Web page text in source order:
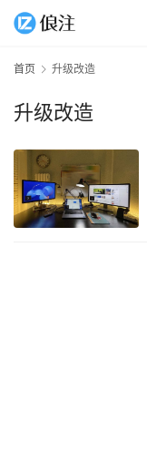
首页 升级改造
升级改造